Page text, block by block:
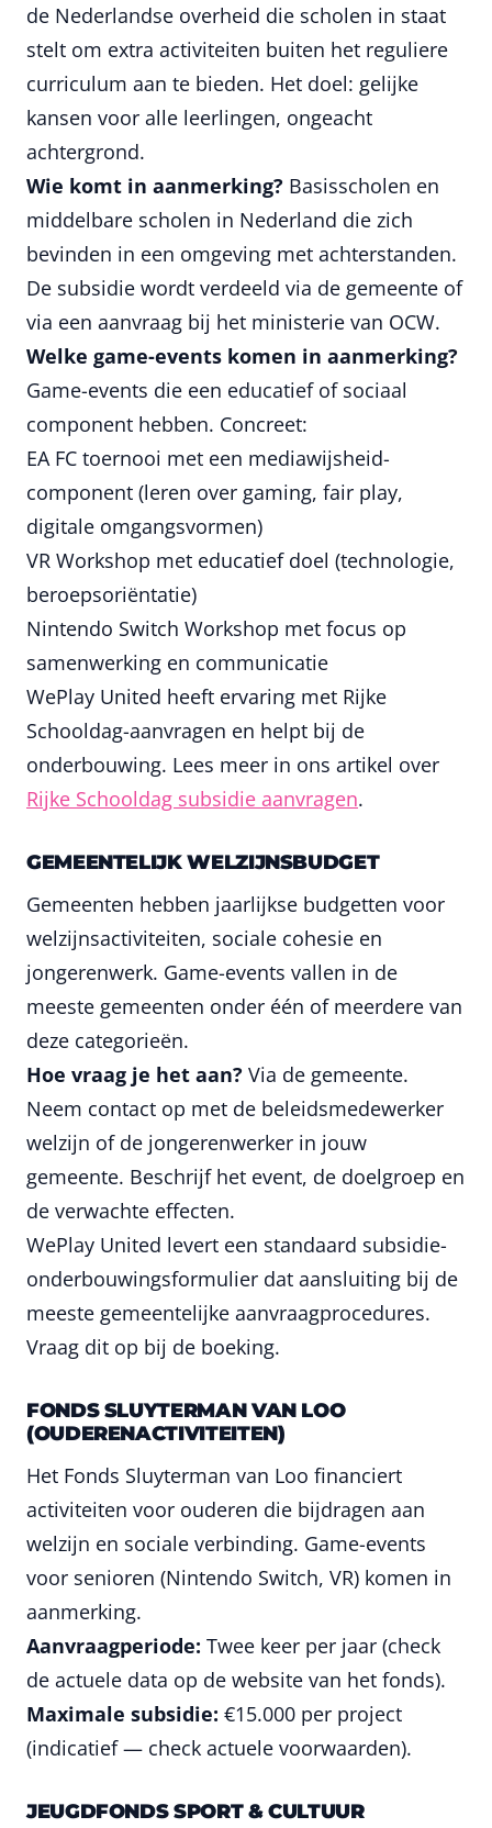
de Nederlandse overheid die scholen in staat
stelt om extra activiteiten buiten het reguliere
curriculum aan te bieden. Het doel: gelijke
kansen voor alle leerlingen, ongeacht
achtergrond.
Wie komt in aanmerking? Basisscholen en
middelbare scholen in Nederland die zich
bevinden in een omgeving met achterstanden.
De subsidie wordt verdeeld via de gemeente of
via een aanvraag bij het ministerie van OCW.
Welke game-events komen in aanmerking?
Game-events die een educatief of sociaal
component hebben. Concreet:
EA FC toernooi met een mediawijsheid-
component (leren over gaming, fair play,
digitale omgangsvormen)
VR Workshop met educatief doel (technologie,
beroepsoriëntatie)
Nintendo Switch Workshop met focus op
samenwerking en communicatie
WePlay United heeft ervaring met Rijke
Schooldag-aanvragen en helpt bij de
onderbouwing. Lees meer in ons artikel over
Rijke Schooldag subsidie aanvragen.
GEMEENTELIJK WELZIJNSBUDGET
Gemeenten hebben jaarlijkse budgetten voor
welzijnsactiviteiten, sociale cohesie en
jongerenwerk. Game-events vallen in de
meeste gemeenten onder één of meerdere van
deze categorieën.
Hoe vraag je het aan? Via de gemeente.
Neem contact op met de beleidsmedewerker
welzijn of de jongerenwerker in jouw
gemeente. Beschrijf het event, de doelgroep en
de verwachte effecten.
WePlay United levert een standaard subsidie-
onderbouwingsformulier dat aansluiting bij de
meeste gemeentelijke aanvraagprocedures.
Vraag dit op bij de boeking.
FONDS SLUYTERMAN VAN LOO
(OUDERENACTIVITEITEN)
Het Fonds Sluyterman van Loo financiert
activiteiten voor ouderen die bijdragen aan
welzijn en sociale verbinding. Game-events
voor senioren (Nintendo Switch, VR) komen in
aanmerking.
Aanvraagperiode: Twee keer per jaar (check
de actuele data op de website van het fonds).
Maximale subsidie: €15.000 per project
(indicatief — check actuele voorwaarden).
JEUGDFONDS SPORT & CULTUUR